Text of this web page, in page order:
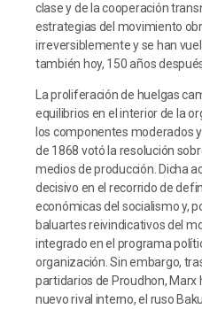
clase y de la cooperación
estrategias del movimiento
irreversiblemente y se han
también hoy, 150 años
La proliferación de huelgas
equilibrios en el interior de la
los componentes moderados
de 1868 votó la resolución
medios de producción. Dicha
decisivo en el recorrido de
económicas del socialismo y,
baluartes reivindicativos del
integrado en el programa
organización. Sin embargo,
partidarios de Proudhon,
nuevo rival interno, el ruso